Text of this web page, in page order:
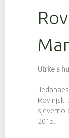
Utrke s
Rovinjski
2015.